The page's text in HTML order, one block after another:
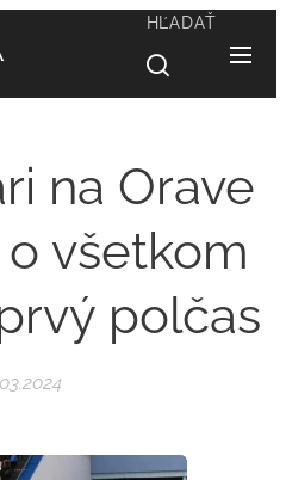
HĽADAŤ
na Orave
všetkom
polčas